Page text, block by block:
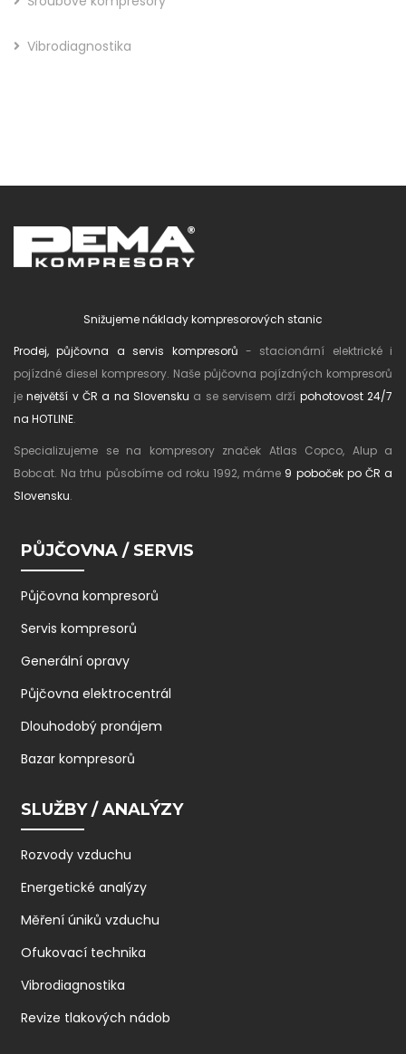
Vibrodiagnostika
Snižujeme náklady kompresorových stanic
Prodej, půjčovna a servis kompresorů - stacionární elektrické i
pojízdné diesel kompresory. Naše půjčovna pojízdných kompresorů
jenejvětší v ČR a na Slovensku a se servisem drží pohotovost 24/7
na HOTLINE.
Specializujeme se na kompresory značek Atlas Copco, Alup a
Bobcat. Na trhu působíme od roku 1992, máme 9 poboček po ČR a
Slovensku.
PŮJČOVNA / SERVIS
Půjčovna kompresorů
Servis kompresorů
Generální opravy
Půjčovna elektrocentrál
Dlouhodobý pronájem
Bazar kompresorů
SLUŽBY / ANALÝZY
Rozvody vzduchu
Energetické analýzy
Měření úniků vzduchu
Ofukovací technika
Vibrodiagnostika
Revize tlakových nádob